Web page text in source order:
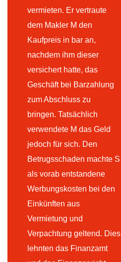
vermieten. Er vertraute
dem Makler M den
Kaufpreis in bar an,
nachdem ihm dieser
versichert hatte, das
Geschäft bei Barzahlung
zum Abschluss zu
bringen. Tatsächlich
verwendete M das Geld
jedoch für sich. Den
Betrugsschaden machte S
als vorab entstandene
Werbungskosten bei den
Einkünften aus
Vermietung und
Verpachtung geltend. Dies
lehnten das Finanzamt